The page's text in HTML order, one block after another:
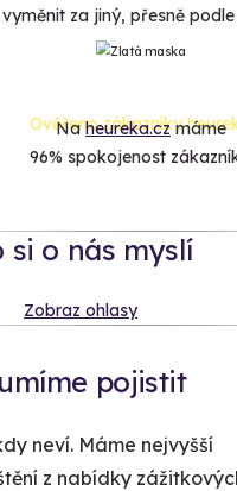
za jiný, přesně
Naheureka.czmáme
96% spokojenost
si o nás myslí
Zobraz ohlasy
pojistit
neví. Máme nejvyšší
z nabídky